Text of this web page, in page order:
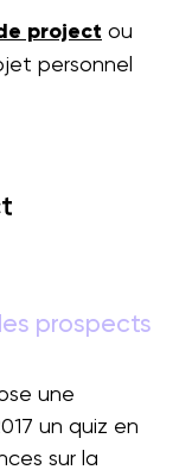
project ou
personnel
prospects
une
un quiz en
sur la